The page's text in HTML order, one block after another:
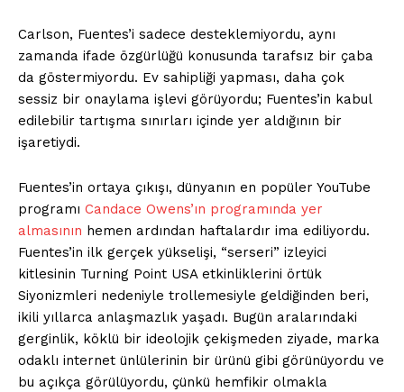
Carlson, Fuentes’i sadece desteklemiyordu, aynı
zamanda ifade özgürlüğü konusunda tarafsız bir çaba
da göstermiyordu. Ev sahipliği yapması, daha çok
sessiz bir onaylama işlevi görüyordu; Fuentes’in kabul
edilebilir tartışma sınırları içinde yer aldığının bir
işaretiydi.
Fuentes’in ortaya çıkışı, dünyanın en popüler YouTube
programı Candace Owens’ın programında yer
almasının hemen ardından haftalardır ima ediliyordu.
Fuentes’in ilk gerçek yükselişi, “serseri” izleyici
kitlesinin Turning Point USA etkinliklerini örtük
Siyonizmleri nedeniyle trollemesiyle geldiğinden beri,
ikili yıllarca anlaşmazlık yaşadı. Bugün aralarındaki
gerginlik, köklü bir ideolojik çekişmeden ziyade, marka
odaklı internet ünlülerinin bir ürünü gibi görünüyordu ve
bu açıkça görülüyordu, çünkü hemfikir olmakla